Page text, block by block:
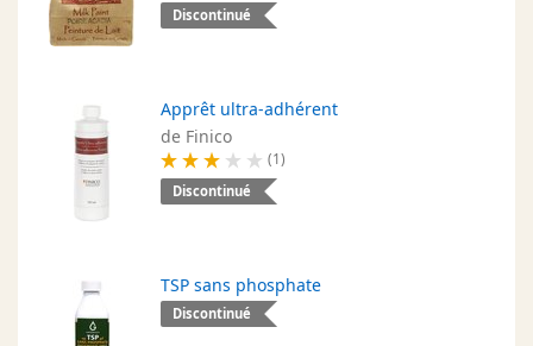
Discontinué
Apprêt ultra-adhérent
de Finico
(1)
Discontinué
TSP sans phosphate
Discontinué